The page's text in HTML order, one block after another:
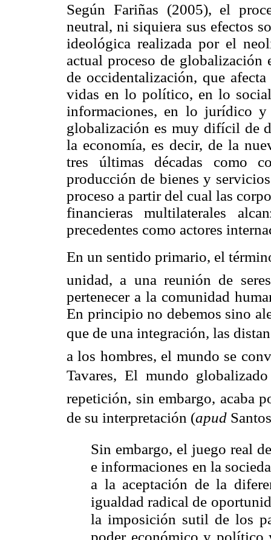
Según Fariñas (2005), el
neutral, ni siquiera sus efectos
ideológica realizada por el
actual proceso de
de occidentalización, que
vidas en lo político, en lo
informaciones, en lo jurídico
globalización es muy difícil de
la economía, es decir, de la
tres últimas décadas como
producción de bienes y
proceso a partir del cual las
financieras multilaterales
precedentes como actores
En un sentido primario, el
unidad, a una reunión de
pertenecer a la comunidad
En principio no debemos sino
que de una integración, las
a los hombres, el mundo se
Tavares, El mundo
repetición, sin embargo, acaba
de su interpretación (apud
Sin embargo, el juego real
e informaciones en la
a la aceptación de la
igualdad radical de
la imposición sutil de los